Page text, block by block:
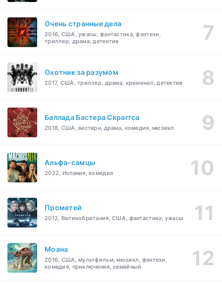
Очень странные дела
2016, США, ужасы, фантастика, фэнтези,
триллер, драма, детектив
Охотник за разумом
2017, США, триллер, драма, криминал, детектив
Баллада Бастера Скраггса
2018, США, вестерн, драма, комедия, мюзикл
Альфа-самцы
2022, Испания, комедия
Прометей
2012, Великобритания, США, фантастика, ужасы
Моана
2016, США, мультфильм, мюзикл, фэнтези,
комедия, приключения, семейный